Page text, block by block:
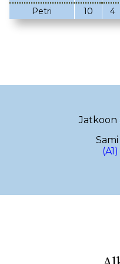
02.03.2023
22.12.2022
29.10.2022
25.09.2022
18.08.2022
Petri
10 4
Jatkoon
Sami
(A1)